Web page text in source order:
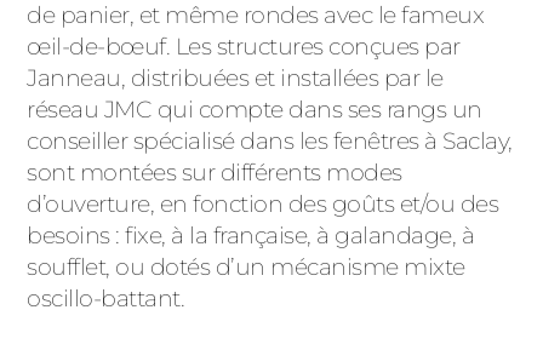
de panier, et même rondes avec le fameux
œil-de-bœuf. Les structures conçues par
Janneau, distribuées et installées par le
réseau JMC qui compte dans ses rangs un
conseiller spécialisé dans les fenêtres à Saclay,
sont montées sur différents modes
d’ouverture, en fonction des goûts et/ou des
besoins : fixe, à la française, à galandage, à
soufflet, ou dotés d’un mécanisme mixte
oscillo-battant.